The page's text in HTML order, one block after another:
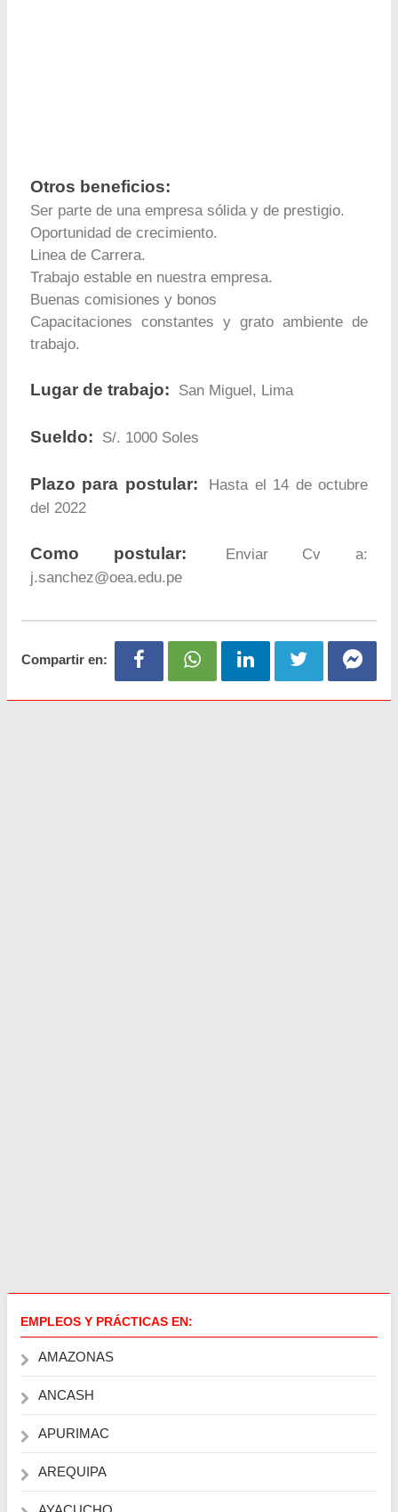
Otros beneficios:
Ser parte de una empresa sólida y de prestigio.
Oportunidad de crecimiento.
Linea de Carrera.
Trabajo estable en nuestra empresa.
Buenas comisiones y bonos
Capacitaciones constantes y grato ambiente de
trabajo.
Lugar de trabajo: San Miguel, Lima
Sueldo: S/. 1000 Soles
Plazo para postular:
Hasta el 14 de octubre
del 2022
Como postular:
Enviar Cv a:
j.sanchez@oea.edu.pe
Compartir en:
EMPLEOS Y PRÁCTICAS EN:
AMAZONAS
ANCASH
APURIMAC
AREQUIPA